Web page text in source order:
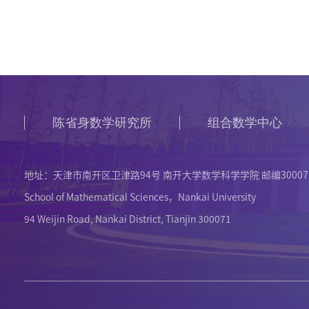
陈省身数学研究所 组合数学中心
地址：天津市南开区卫津路94号 南开大学数学科学学院 邮编
School of Mathematical Sciences，Nankai University
94 Weijin Road, Nankai District, Tianjin 300071